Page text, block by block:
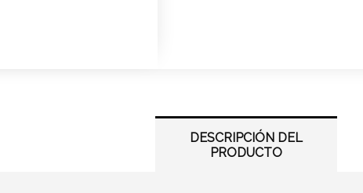
DESCRIPCIÓN DEL
PRODUCTO